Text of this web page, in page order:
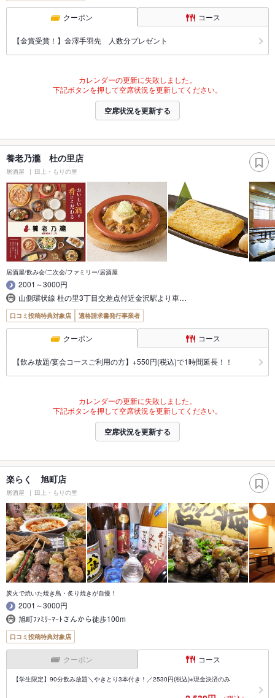
クーポン コース
【金賞受賞！】金澤手羽先 人数分プレゼント
カレンダーの更新に失敗しました。
下記ボタンを押して空席状況を更新してください。
空席状況を更新する
養老乃瀧 杜の里店
居酒屋 田上・もりの里
居酒屋/飲み会/二次会/ファミリー/居酒屋
2001～3000円
山側環状線 杜の里3丁目交差点付近金沢駅より車…
口コミ投稿特典対象店 適格請求書発行事業者
クーポン コース
【飲み放題/宴会コースご利用の方】+550円(税込)で1時間延長！！
カレンダーの更新に失敗しました。
下記ボタンを押して空席状況を更新してください。
空席状況を更新する
楽らく 旭町店
居酒屋 田上・もりの里
炭火で焼いた焼き鳥・炙り焼きが自慢！
2001～3000円
旭町ﾌｧﾐﾘｰﾏｰﾄさんから徒歩100m
口コミ投稿特典対象店
クーポン コース
【学生限定】90分飲み放題＼やきとり3本付き！／2530円(税込)※現金決済のみ